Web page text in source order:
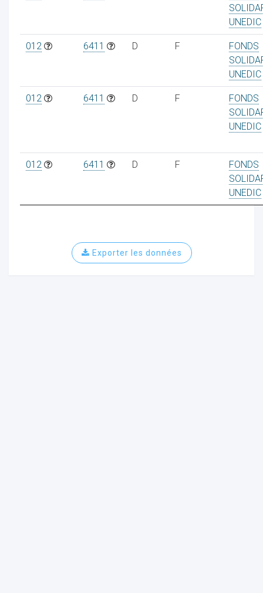
UNEDIC
012 6411 D F
FONDS
UNEDIC
012 6411 D F
FONDS
UNEDIC
012 6411 D F
FONDS
UNEDIC
Exporter les données